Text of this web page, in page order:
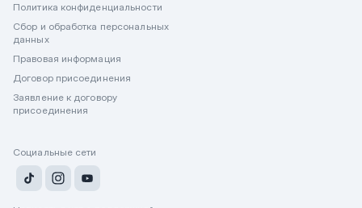
Политика конфиденциальности
Сбор и обработка персональных
данных
Правовая информация
Договор присоединения
Заявление к договору
присоединения
Социальные сети